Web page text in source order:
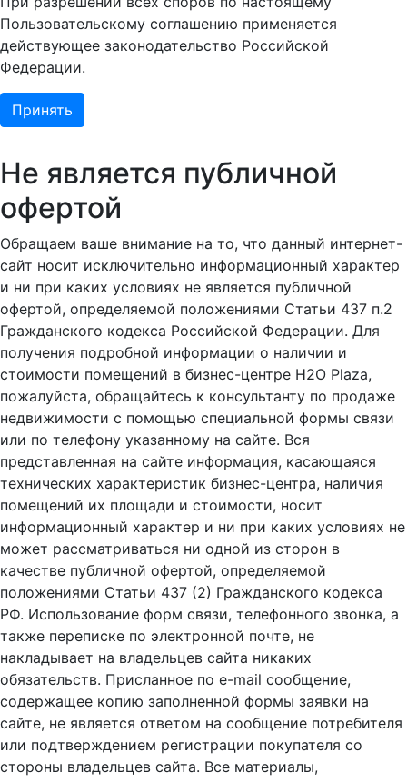
Пользовательскому соглашению применяется
действующее законодательство Российской
Федерации.
Принять
Не является публичной
офертой
Обращаем ваше внимание на то, что данный интернет-
сайт носит исключительно информационный характер
и ни при каких условиях не является публичной
офертой, определяемой положениями Статьи 437 п.2
Гражданского кодекса Российской Федерации. Для
получения подробной информации о наличии и
стоимости помещений в бизнес-центре H2O Plaza,
пожалуйста, обращайтесь к консультанту по продаже
недвижимости с помощью специальной формы связи
или по телефону указанному на сайте. Вся
представленная на сайте информация, касающаяся
технических характеристик бизнес-центра, наличия
помещений их площади и стоимости, носит
информационный характер и ни при каких условиях не
может рассматриваться ни одной из сторон в
качестве публичной офертой, определяемой
положениями Статьи 437 (2) Гражданского кодекса
РФ. Использование форм связи, телефонного звонка, а
также переписке по электронной почте, не
накладывает на владельцев сайта никаких
обязательств. Присланное по e-mail сообщение,
содержащее копию заполненной формы заявки на
сайте, не является ответом на сообщение потребителя
или подтверждением регистрации покупателя со
стороны владельцев сайта. Все материалы,